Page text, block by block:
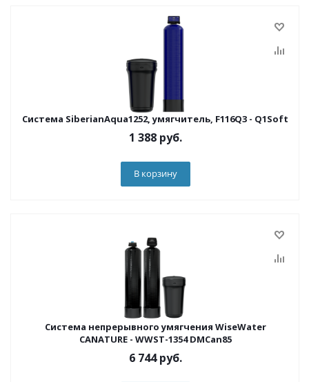
Система SiberianAqua1252, умягчитель, F116Q3 - Q1Soft
1 388руб.
В корзину
Система непрерывного умягчения WiseWater
CANATURE - WWST-1354 DMCan85
6 744руб.